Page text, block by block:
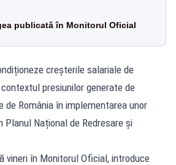
publicată în Monitorul Oficial
creșterile salariale de
presiunilor generate de
România în implementarea unor
Planul Național de Redresare și
vineri în Monitorul Oficial, introduce